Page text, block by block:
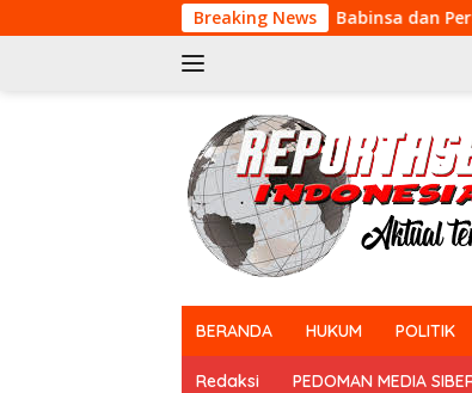
ke
Breaking News
Babinsa dan Persit Koramil 13/
BERANDA HUKUM POLITIK
Redaksi PEDOMAN MEDIA